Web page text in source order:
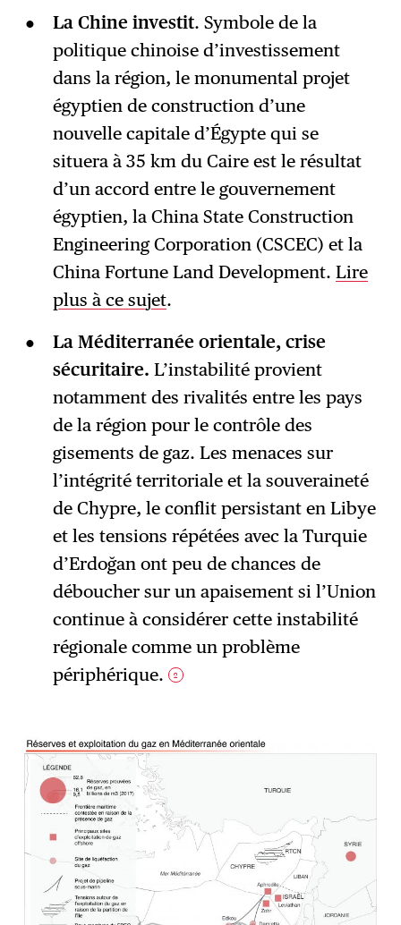
La Chine investit. Symbole de la
politique chinoise d’investissement
dans la région, le monumental projet
égyptien de construction d’une
nouvelle capitale d’Égypte qui se
situera à 35 km du Caire est le résultat
d’un accord entre le gouvernement
égyptien, la China State Construction
Engineering Corporation (CSCEC) et la
China Fortune Land Development. Lire
plus à ce sujet.
La Méditerranée orientale, crise
sécuritaire. L’instabilité provient
notamment des rivalités entre les pays
de la région pour le contrôle des
gisements de gaz. Les menaces sur
l’intégrité territoriale et la souveraineté
de Chypre, le conflit persistant en Libye
et les tensions répétées avec la Turquie
d’Erdoğan ont peu de chances de
déboucher sur un apaisement si l’Union
continue à considérer cette instabilité
régionale comme un problème
périphérique.
2